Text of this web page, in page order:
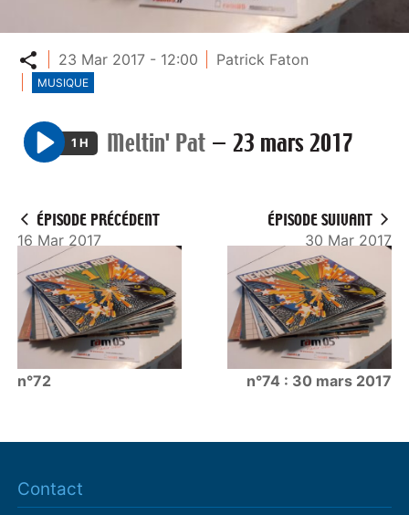
Partager
23 Mar 2017 - 12:00 Patrick Faton
MUSIQUE
P
y
1 H Meltin' Pat — 23 mars 2017
ÉPISODE PRÉCÉDENT
16 Mar 2017
n°72
ÉPISODE SUIVANT
30 Mar 2017
n°74 : 30 mars 2017
Contact